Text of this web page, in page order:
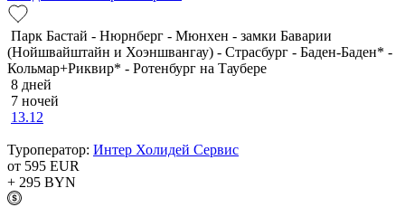
Парк Бастай - Нюрнберг - Мюнхен - замки Баварии
(Нойшвайштайн и Хоэншвангау) - Страсбург - Баден-Баден* -
Кольмар+Риквир* - Ротенбург на Таубере
8 дней
7 ночей
13.12
Туроператор: Интер Холидей Сервис
от 595 EUR
+ 295 BYN